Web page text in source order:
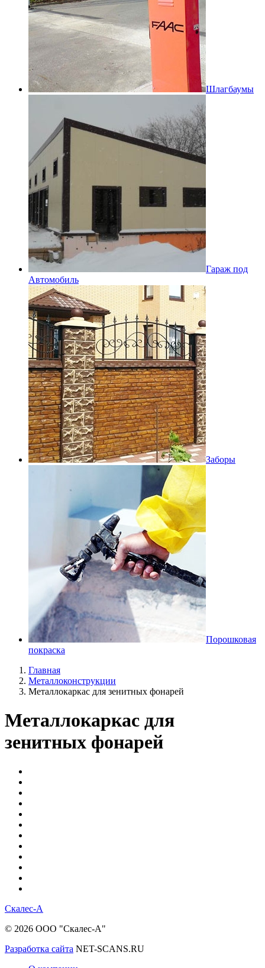
Шлагбаумы
Гараж под
Автомобиль
Заборы
Порошковая
покраска
Главная
Металлоконструкции
Металлокаркас для зенитных фонарей
Металлокаркас для
зенитных фонарей
Скалес-А
© 2026 ООО "Скалес-А"
Разработка сайта NET-SCANS.RU